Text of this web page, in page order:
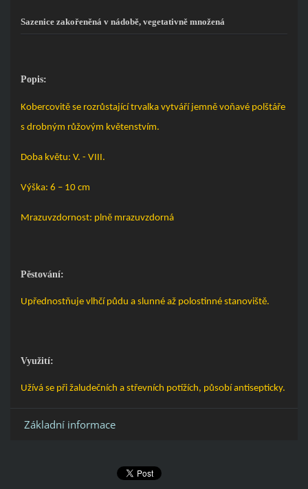
Sazenice zakořeněná v nádobě, vegetativně množená
Popis:
Kobercovitě se rozrůstající trvalka vytváří jemně voňavé polštáře
s drobným růžovým květenstvím.
Doba květu: V. - VIII.
Výška: 6 – 10 cm
Mrazuvzdornost: plně mrazuvzdorná
Pěstování:
Upřednostňuje vlhčí půdu a slunné až polostinné stanoviště.
Využití:
Užívá se při žaludečních a střevních potížích, působí antisepticky.
Základní informace